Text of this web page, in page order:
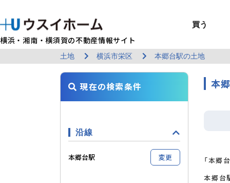
横浜・湘南・横須賀の不動産情報サイト
買う
BUY
買う 戸建て（総合）
新築戸建て
SELL
売る 売るTOP
建物状況調査
（インスペクシ
レントホーム
RENT
借りる 賃貸住宅TOP
エリアから探す
U-CASA
建てる 建てるTOP
U-nifty（定額
REFORM
リフォーム リフォームTOP
ウスイのリフォ
MANAGEMENT
貸す 貸すTOP
お悩み解決
COMPANY INFO
企業情報 企業情報TOP
店舗情報
土地 横浜市栄区 本郷台駅の土地
本
「本郷
本郷台
現在の検索条件
沿線
本郷台駅 変更